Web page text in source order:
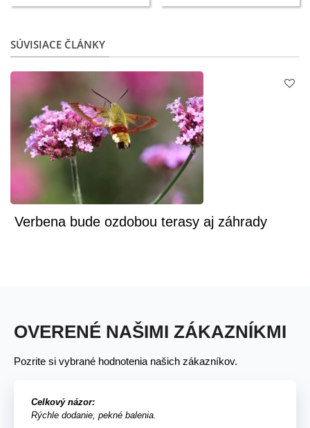
SÚVISIACE ČLÁNKY
Verbena bude ozdobou terasy aj záhrady
OVERENÉ NAŠIMI ZÁKAZNÍKMI
Pozrite si vybrané hodnotenia našich zákazníkov.
Celkový názor:
Rýchle dodanie, pekné balenia.